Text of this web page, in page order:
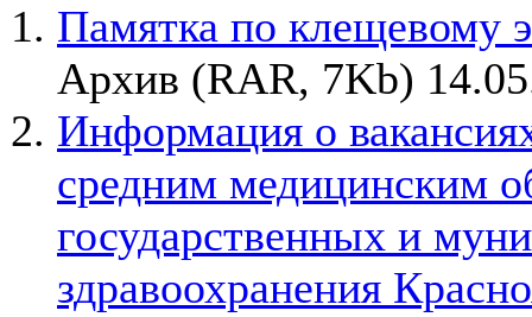
Памятка по клещевому
Архив (RAR, 7Kb)
Информация о
средним медицинским
государственных и
здравоохранения